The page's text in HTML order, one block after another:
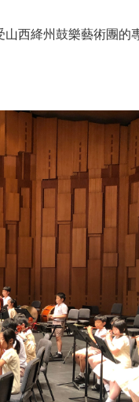
西絳州鼓樂藝術團的